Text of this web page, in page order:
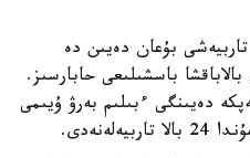
تاربيەشى بۇعان دەيىن دە
باسشىلىعى حابارسىز.
دەيىنگى ءبىلىم بەرۋ ۇيىمى